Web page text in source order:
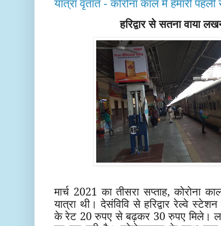
यात्रा वृतांत - कोरोना काल में हमारी पहली
हरिद्वार से सतना वाया
मार्च 2021 का तीसरा सप्ताह, कोरोना
यात्रा थी। देसंविवि से हरिद्वार रेल्वे
के रेट 20 रुपए से बढ़कर 30 रुपए मिले।